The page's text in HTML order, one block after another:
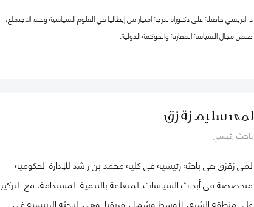
في روسيا من المنظمات العامة والخاصة. ألّفت أكثر من 30 منشورًا في مجلات وطنية
ودولية، وكتب، ومجموعات دراسات حالة. نُشرت أعمالها في مراجعة الأعمال الدولية،
د. ادريسي حاصلة على دكتوراه بدرجة امتياز من إيطاليا في العلوم السياسية وعلم الاجتماع،
ضمن مجال السياسة المقارنة والحوكمة الدولية.
لمى سليم زقزق
باحث رئيسي
لمى زقزق هي باحثة رئيسية في كلية محمد بن راشد للإدارة الحكومية
متخصصة في أبحاث السياسات المتعلقة بالتنمية المستدامة، مع التركيز
على منطقة الشرق الأوسط وشمال إفريقيا. وهي الباحثة الرئيسية في